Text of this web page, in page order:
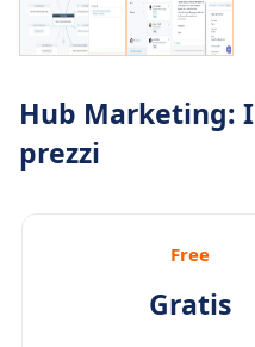
Hub Marketing: I
prezzi
Free
Gratis